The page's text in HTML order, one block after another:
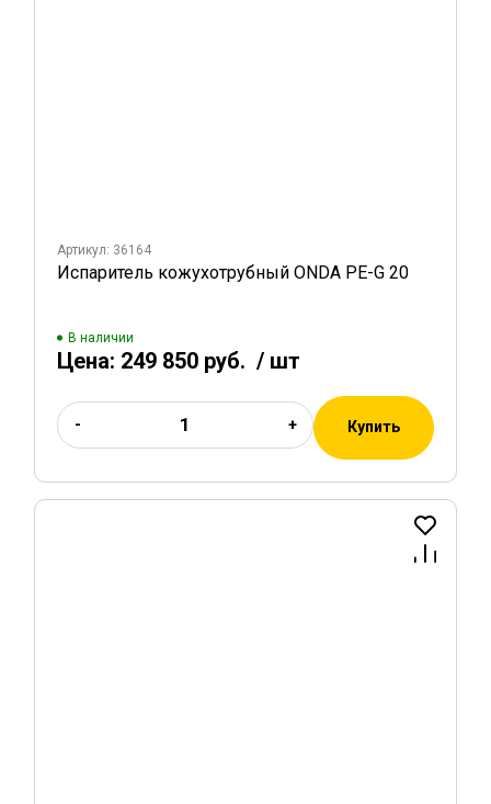
Артикул: 36164
Испаритель кожухотрубный ONDA PE-G 20
В наличии
Цена: 249 850 руб. / шт
- + Купить